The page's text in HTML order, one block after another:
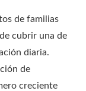
de familias
cubrir una de
diaria.
de
creciente